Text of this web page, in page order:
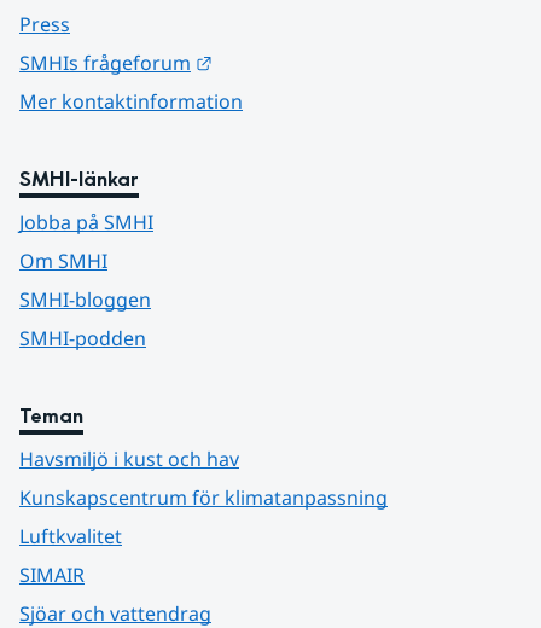
Press
SMHIs frågeforum
Mer kontaktinformation
SMHI-länkar
Jobba på SMHI
Om SMHI
SMHI-bloggen
SMHI-podden
Teman
Havsmiljö i kust och hav
Kunskapscentrum för klimatanpassning
Luftkvalitet
SIMAIR
Sjöar och vattendrag